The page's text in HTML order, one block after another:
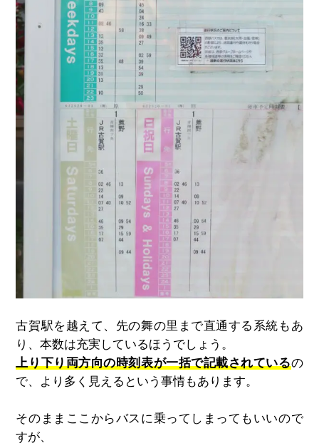
古賀駅を越えて、先の舞の里まで直通する系統もあ
り、本数は充実しているほうでしょう。
上り下り両方向の時刻表が一括で記載されているの
で、より多く見えるという事情もあります。
そのままここからバスに乗ってしまってもいいので
すが、